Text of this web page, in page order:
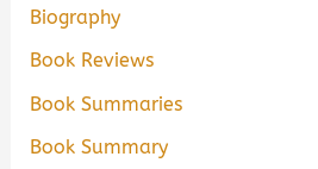
Biography
Book Reviews
Book Summaries
Book Summary